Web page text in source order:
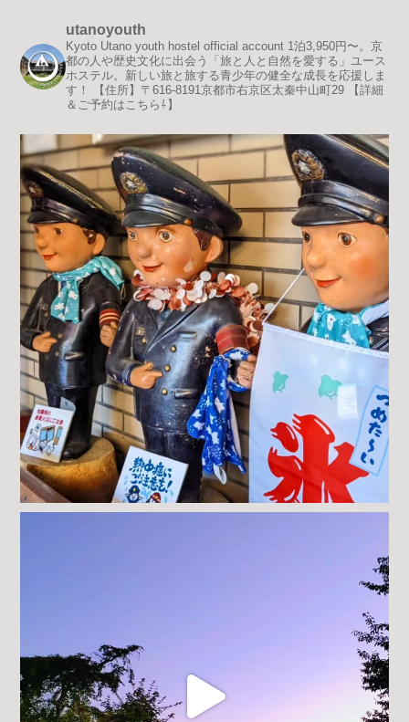
utanoyouth
Kyoto Utano youth hostel official account 1泊3,950円〜。京
都の人や歴史文化に出会う「旅と人と自然を愛する」ユース
ホステル。新しい旅と旅する青少年の健全な成長を応援しま
す！
【住所】〒616-8191京都市右京区太秦中山町29 【詳細
＆ご予約はこちら⇩】